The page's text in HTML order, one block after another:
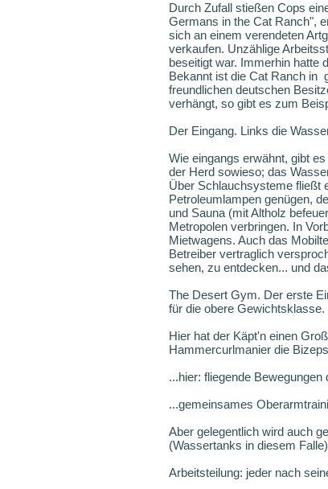
Durch Zufall stießen Cops
Germans in the Cat Ranch",
sich an einem verendeten
verkaufen. Unzählige
beseitigt war. Immerhin hatte
Bekannt ist die Cat Ranch in
freundlichen deutschen
verhängt, so gibt es zum
Der Eingang. Links die
Wie eingangs erwähnt, gibt
der Herd sowieso; das
Über Schlauchsysteme fließt
Petroleumlampen genügen,
und Sauna (mit Altholz
Metropolen verbringen. In
Mietwagens. Auch das
Betreiber vertraglich
sehen, zu entdecken... und
The Desert Gym. Der erste
für die obere Gewichtsklasse.
Hier hat der Käpt'n einen
Hammercurlmanier die
...hier: fliegende Bewegungen
...gemeinsames
Aber gelegentlich wird auch
(Wassertanks in diesem Falle)
Arbeitsteilung: jeder nach